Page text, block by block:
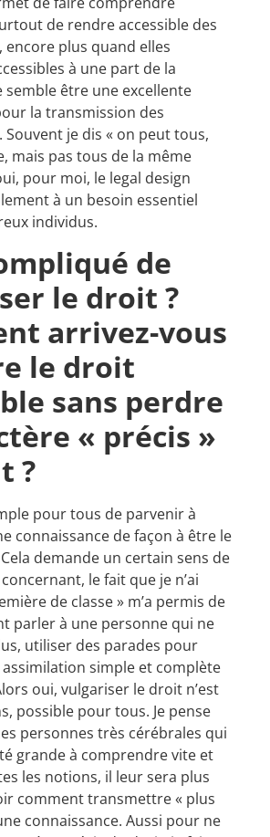
de rendre accessible des
encore plus quand elles
à une part de la
être une excellente
la transmission des
Souvent je dis « on peut tous,
mais pas tous de la même
pour moi, le legal design
à un besoin essentiel
individus.
de
le droit ?
arrivez-vous
le droit
sans perdre
« précis »
?
pour tous de parvenir à
connaissance de façon à être le
demande un certain sens de
le fait que je n’ai
de classe » m’a permis de
parler à une personne qui ne
utiliser des parades pour
simple et complète
oui, vulgariser le droit n’est
possible pour tous. Je pense
personnes très cérébrales qui
grande à comprendre vite et
les notions, il leur sera plus
comment transmettre « plus
connaissance. Aussi pour ne